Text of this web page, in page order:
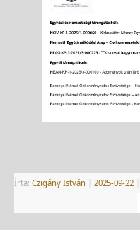
Írta: Czigány István 2025-09-22